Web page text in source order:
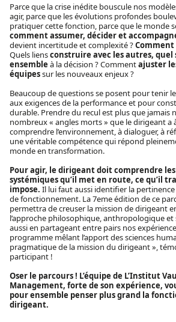
Parce que la crise inédite bouscule nos
agir, parce que les évolutions profondes
pratiquer cette fonction, parce que le monde
comment assumer, décider et
devient incertitude et complexité ?
Quels liensconstruire avec les autres, quel
ensemble à la décision ? Commentajuster
équipessur les nouveaux enjeux ?
Beaucoup de questions se posent pour tenir
aux exigences de la performance et pour
durable. Prendre du recul est plus que jamais
nombreux « angles morts » que le dirigeant a
comprendre l’environnement, à dialoguer, à
une véritable compétence qui répond
monde en transformation.
Pour agir, le dirigeant doit comprendre
systémiques qu’il met en route, ce qu’il
impose. Il lui faut aussi identifier la
de fonctionnement. La 7eme édition de ce
permettra de creuser la mission de dirigeant
l’approche philosophique, anthropologique
aussi en partageant entre pairs nos
programme mêlant l’apport des sciences
pragmatique de la mission du dirigeant »,
participant !
Oser le parcours ! L’équipe de L’Institut
Management, forte de son expérience,
pour ensemble penser plus grand la
dirigeant.